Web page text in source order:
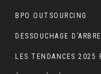
BPO OUTSOURCING